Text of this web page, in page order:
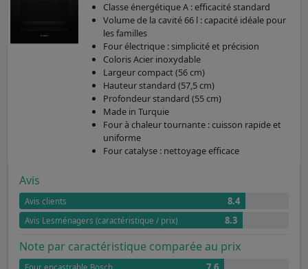
Classe énergétique A : efficacité standard
Volume de la cavité 66 l : capacité idéale pour
les familles
Four électrique : simplicité et précision
Coloris Acier inoxydable
Largeur compact (56 cm)
Hauteur standard (57,5 cm)
Profondeur standard (55 cm)
Made in Turquie
Four à chaleur tournante : cuisson rapide et
uniforme
Four catalyse : nettoyage efficace
Avis
Avis clients 8.4
Avis Lesménagers (caractéristique / prix) 8.3
Note par caractéristique comparée au prix